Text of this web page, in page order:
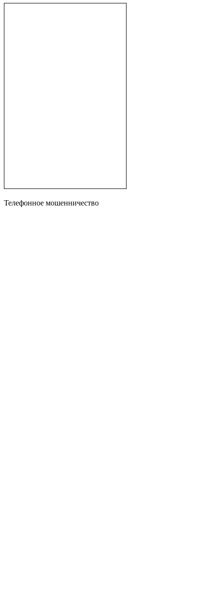
Телефонное мошенничество